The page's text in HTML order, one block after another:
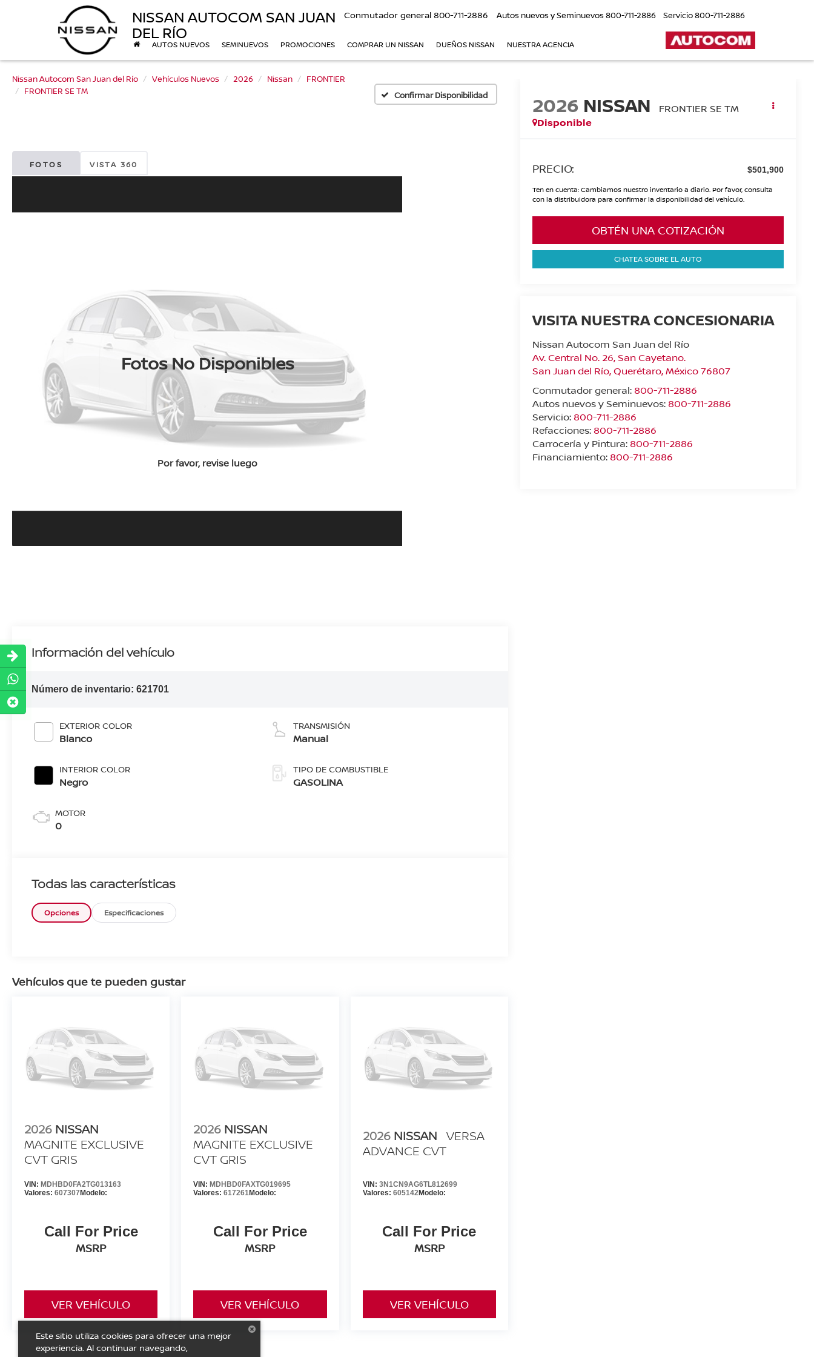
NISSAN AUTOCOM SAN JUAN
DEL RÍO
Conmutador general 800-711-2886 Autos nuevos y Seminuevos800-711-2886 Servicio800-711-2886
AUTOS NUEVOS SEMINUEVOS PROMOCIONES COMPRAR UN NISSAN DUEÑOS NISSAN NUESTRA AGENCIA
Nissan Autocom San Juan del Río Vehículos Nuevos 2026 Nissan
FRONTIER
FRONTIER SE TM
Confirmar Disponibilidad
FOTOS VISTA 360
Fotos No Disponibles
Por favor, revise luego
2026 NISSAN
FRONTIER SE TM
Disponible
PRECIO: $501,900
Ten en cuenta: Cambiamos nuestro inventario a diario. Por favor, consulta
con la distribuidora para confirmar la disponibilidad del vehículo.
OBTÉN UNA COTIZACIÓN
CHATEA SOBRE EL AUTO
VISITA NUESTRA CONCESIONARIA
Nissan Autocom San Juan del Río
Av. Central No. 26, San Cayetano.
San Juan del Río,Querétaro, México76807
Conmutador general: 800-711-2886
Autos nuevos y Seminuevos: 800-711-2886
Servicio: 800-711-2886
Refacciones: 800-711-2886
Carrocería y Pintura: 800-711-2886
Financiamiento: 800-711-2886
Información del vehículo
Número de inventario:621701
EXTERIOR COLOR
Blanco
INTERIOR COLOR
Negro
MOTOR
0
TRANSMISIÓN
Manual
TIPO DE COMBUSTIBLE
GASOLINA
Todas las características
Opciones Especificaciones
Vehículos que te pueden gustar
2026 NISSAN
MAGNITE EXCLUSIVE
CVT GRIS
VIN: MDHBD0FA2TG013163
Valores: 607307Modelo:
Call For Price
MSRP
VER VEHÍCULO
2026 NISSAN
MAGNITE EXCLUSIVE
CVT GRIS
VIN:MDHBD0FAXTG019695
Valores:617261Modelo:
Call For Price
MSRP
VER VEHÍCULO
2026 NISSAN VERSA
ADVANCE CVT
VIN: 3N1CN9AG6TL812699
Valores: 605142Modelo:
Call For Price
MSRP
VER VEHÍCULO
Este sitio utiliza cookies para ofrecer una mejor
experiencia. Al continuar navegando,